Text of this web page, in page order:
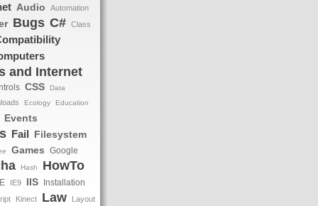
Audio
Automation
Bugs C# Class
and Internet
CSS Data
Ecology Education
Events
Fail Filesystem
Games Google
Hash HowTo
IE IE9 IIS Installation
Kinect Law
Layout